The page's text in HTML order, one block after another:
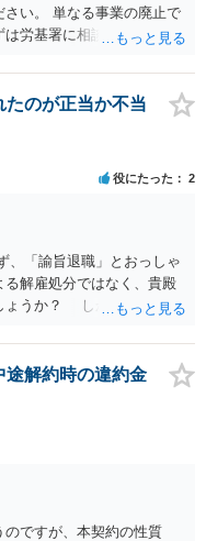
い。 単なる事業の廃止で
労基署に相談してくださ
は他の債務より優先して
がかかるでしょう。 さら
という公的機関が未払賃金
構の＜未払賃金立替払相
土日祝日を除く9:15～1
未払となった他の従業員の
う。
のが正当か不当
役にたった 2
、「諭旨退職」とおっしゃ
解雇処分ではなく、貴殿
ょうか？ しかし、記載さ
理由が必要であり、かつ
ない限り、解雇は無効で
、勤務先に与えた影響な
げることができません。
れません。 ある程度労働
で、一度、お近くの弁護
途解約時の違約金
ですが、本契約の性質